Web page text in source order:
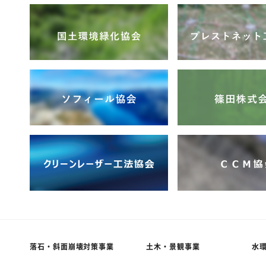
落石・斜面崩壊対策事業
土木・景観事業
水